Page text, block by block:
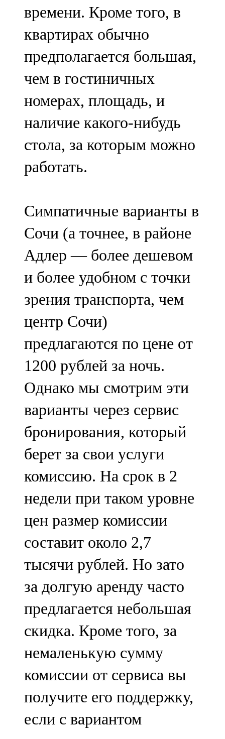
времени. Кроме того, в
квартирах обычно
предполагается большая,
чем в гостиничных
номерах, площадь, и
наличие какого-нибудь
стола, за которым можно
работать.
Симпатичные варианты в
Сочи (а точнее, в районе
Адлер — более дешевом
и более удобном с точки
зрения транспорта, чем
центр Сочи)
предлагаются по цене от
1200 рублей за ночь.
Однако мы смотрим эти
варианты через сервис
бронирования, который
берет за свои услуги
комиссию. На срок в 2
недели при таком уровне
цен размер комиссии
составит около 2,7
тысячи рублей. Но зато
за долгую аренду часто
предлагается небольшая
скидка. Кроме того, за
немаленькую сумму
комиссии от сервиса вы
получите его поддержку,
если с вариантом